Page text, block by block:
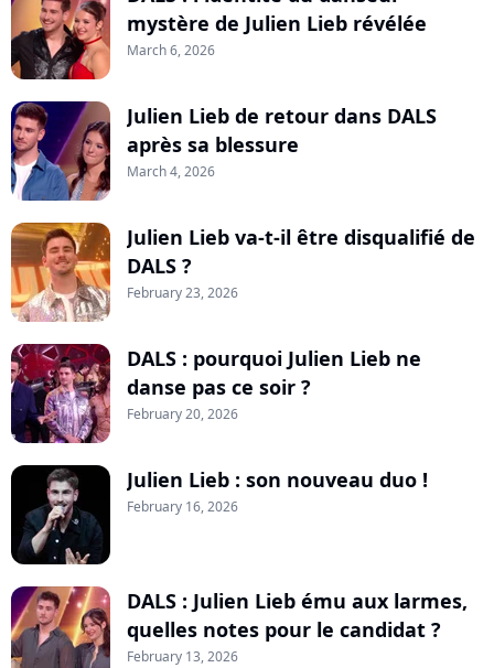
mystère de Julien Lieb révélée
March 6, 2026
Julien Lieb de retour dans DALS
après sa blessure
March 4, 2026
Julien Lieb va-t-il être disqualifié de
DALS ?
February 23, 2026
DALS : pourquoi Julien Lieb ne
danse pas ce soir ?
February 20, 2026
Julien Lieb : son nouveau duo !
February 16, 2026
DALS : Julien Lieb ému aux larmes,
quelles notes pour le candidat ?
February 13, 2026